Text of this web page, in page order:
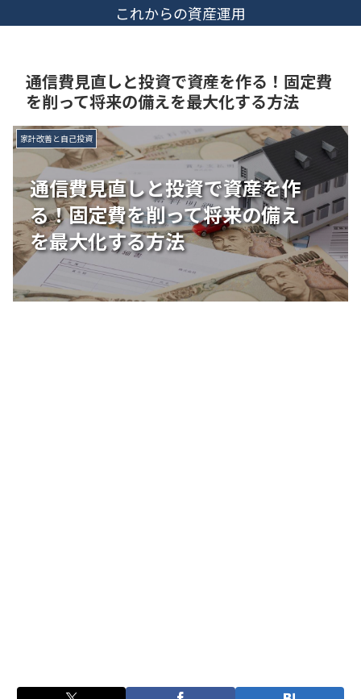
これからの資産運用
通信費見直しと投資で資産を作る！固定費
を削って将来の備えを最大化する方法
通信費見直しと投資で資産を作
る！固定費を削って将来の備え
を最大化する方法
家計改善と自己投資